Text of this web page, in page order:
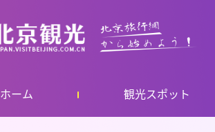
ホーム 観光スポット